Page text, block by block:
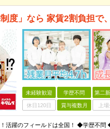
度」なら 家賃2割負担で
未経験歓迎 学歴不問 第二
休日120日 賞与複数月 上